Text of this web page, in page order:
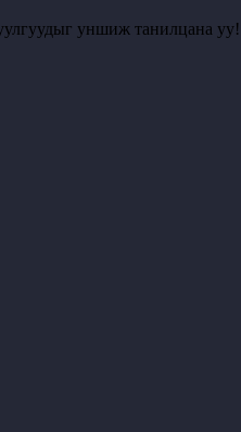
уншиж танилцана уу!